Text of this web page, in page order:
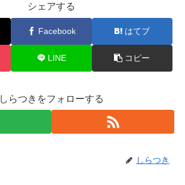
シェアする
Facebook はてブ
LINE コピー
しらつきをフォローする
しらつき